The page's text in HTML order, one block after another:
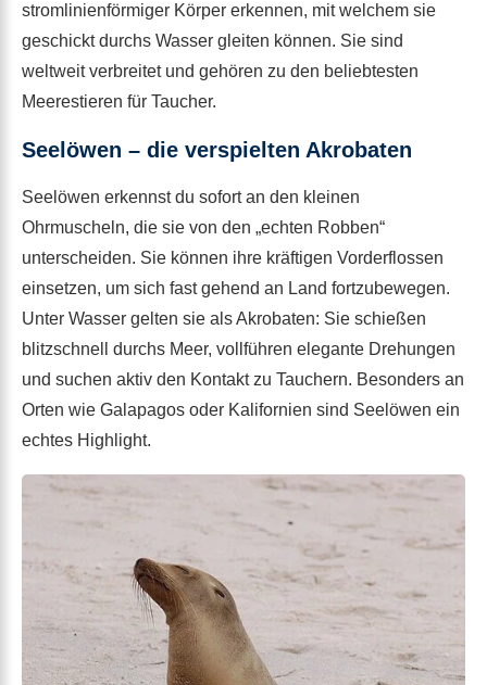
stromlinienförmiger Körper erkennen, mit welchem sie
geschickt durchs Wasser gleiten können. Sie sind
weltweit verbreitet und gehören zu den beliebtesten
Meerestieren für Taucher.
Seelöwen – die verspielten Akrobaten
Seelöwen erkennst du sofort an den kleinen
Ohrmuscheln, die sie von den „echten Robben“
unterscheiden. Sie können ihre kräftigen Vorderflossen
einsetzen, um sich fast gehend an Land fortzubewegen.
Unter Wasser gelten sie als Akrobaten: Sie schießen
blitzschnell durchs Meer, vollführen elegante Drehungen
und suchen aktiv den Kontakt zu Tauchern. Besonders an
Orten wie Galapagos oder Kalifornien sind Seelöwen ein
echtes Highlight.